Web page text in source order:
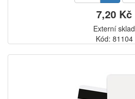
7,20 Kč
Externí sklad
Kód: 81104